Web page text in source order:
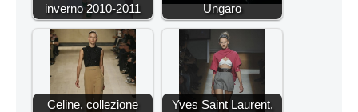
inverno 2010-2011
Ungaro
Celine, collezione
Yves Saint Laurent,